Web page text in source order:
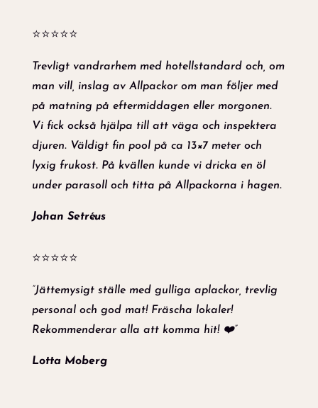
⭐⭐⭐⭐⭐
Trevligt vandrarhem med hotellstandard och, om
man vill, inslag av Allpackor om man följer med
på matning på eftermiddagen eller morgonen.
Vi fick också hjälpa till att väga och inspektera
djuren. Väldigt fin pool på ca 13×7 meter och
lyxig frukost. På kvällen kunde vi dricka en öl
under parasoll och titta på Allpackorna i hagen.
Johan Setréus
⭐⭐⭐⭐⭐
”Jättemysigt ställe med gulliga aplackor, trevlig
personal och god mat! Fräscha lokaler!
Rekommenderar alla att komma hit! ❤️”
Lotta Moberg